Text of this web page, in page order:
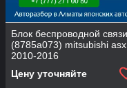
Блок беспроводной связи
(8785a073) mitsubishi asx
2010-2016
Цену уточняйте